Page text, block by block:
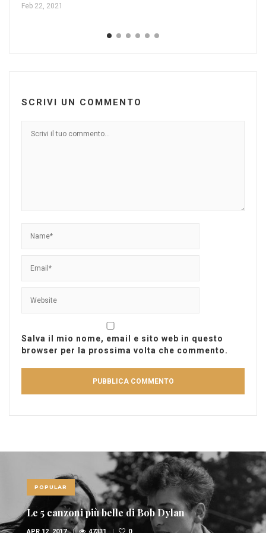
Feb 22, 2021
SCRIVI UN COMMENTO
Salva il mio nome, email e sito web in questo
browser per la prossima volta che commento.
POPULAR
Le 10 canzoni più sexy di sempre